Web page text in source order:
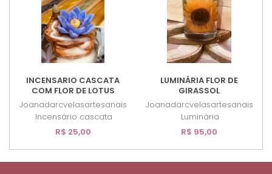
INCENSARIO CASCATA
COM FLOR DE LOTUS
Joanadarcvelasartesanais
Incensário cascata
R$ 25,00
LUMINÁRIA FLOR DE
GIRASSOL
Joanadarcvelasartesanais
Luminária
R$ 95,00